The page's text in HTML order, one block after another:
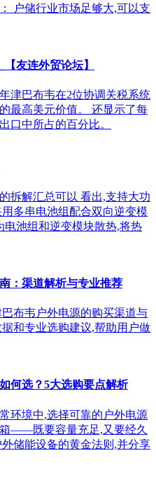
户储行业市场足够大,可以支
友连外贸论坛】
津巴布韦在2位协调关税系统
最高美元价值。 还显示了每
口中所占的百分比。
拆解汇总可以 看出,支持大功
多串电池组配合双向逆变模
电池组和逆变模块散热,将热
：渠道解析与专业推荐
布韦户外电源的购买渠道与
和专业选购建议,帮助用户做
何选？5大选购要点解析
环境中,选择可靠的户外电源
——既要容量充足,又要经久
储能设备的黄金法则,并分享